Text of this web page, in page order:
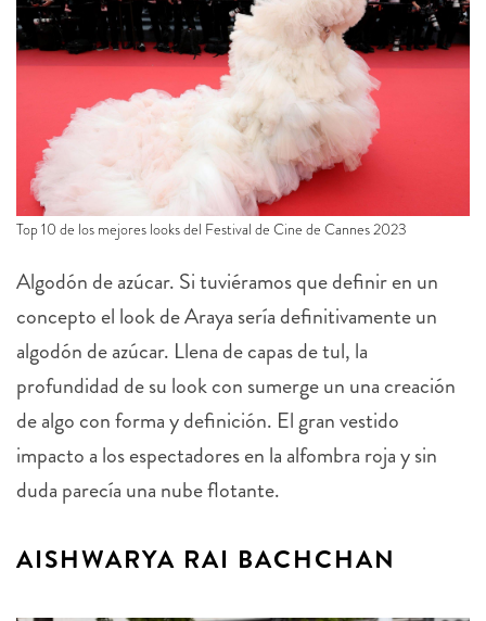
Top 10 de los mejores looks del Festival de Cine de Cannes 2023
Algodón de azúcar. Si tuviéramos que definir en un
concepto el look de Araya sería definitivamente un
algodón de azúcar. Llena de capas de tul, la
profundidad de su look con sumerge un una creación
de algo con forma y definición. El gran vestido
impacto a los espectadores en la alfombra roja y sin
duda parecía una nube flotante.
AISHWARYA RAI BACHCHAN